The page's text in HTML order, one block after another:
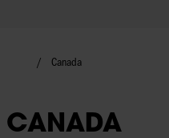
Canada
CANADA